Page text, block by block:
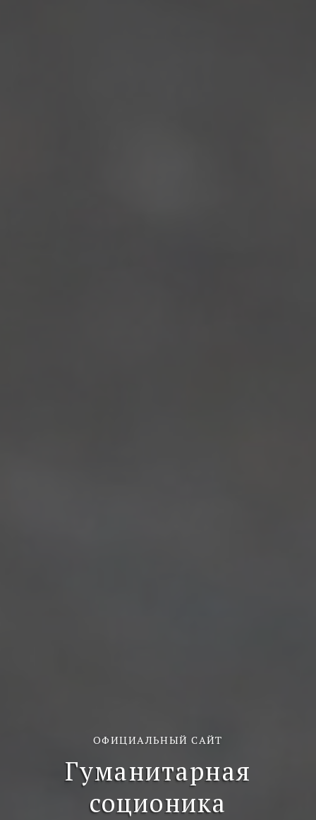
ОФИЦИАЛЬНЫЙ САЙТ
Гуманитарная
соционика